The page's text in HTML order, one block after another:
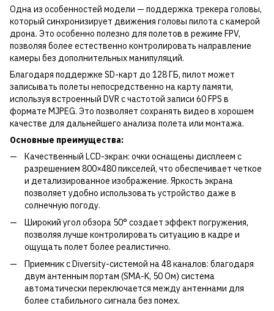
Одна из особенностей модели — поддержка трекера головы,
который синхронизирует движения головы пилота с камерой
дрона. Это особенно полезно для полетов в режиме FPV,
позволяя более естественно контролировать направление
камеры без дополнительных манипуляций.
Благодаря поддержке SD-карт до 128 ГБ, пилот может
записывать полеты непосредственно на карту памяти,
используя встроенный DVR с частотой записи 60 FPS в
формате MJPEG. Это позволяет сохранять видео в хорошем
качестве для дальнейшего анализа полета или монтажа.
Основные преимущества:
Качественный LCD-экран: очки оснащены дисплеем с
разрешением 800×480 пикселей, что обеспечивает четкое
и детализированное изображение. Яркость экрана
позволяет удобно использовать устройство даже в
солнечную погоду.
Широкий угол обзора 50° создает эффект погружения,
позволяя лучше контролировать ситуацию в кадре и
ощущать полет более реалистично.
Приемник с Diversity-системой на 48 каналов: благодаря
двум антенным портам (SMA-K, 50 Ом) система
автоматически переключается между антеннами для
более стабильного сигнала без помех.